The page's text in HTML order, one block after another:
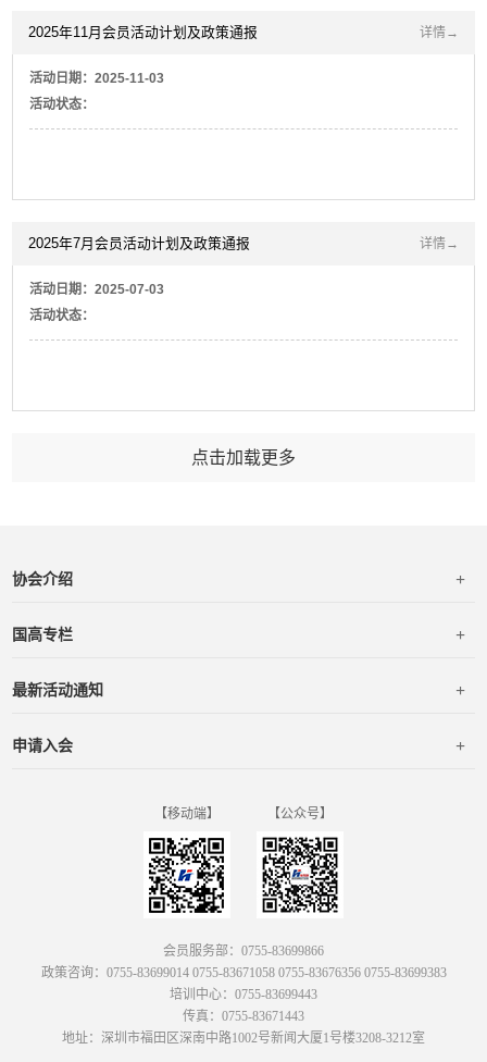
果、金融与资本投融资服务等专业展区，目标展览面积40万平方米，拟邀
布高新技术最新成果，在全球范围内进行高新技术成果交易、投资与洽
谈。
2025年11月会员活动计划及政策通报 详情→
活动日期：2025-11-03
活动状态：
2025年7月会员活动计划及政策通报 详情→
活动日期：2025-07-03
活动状态：
点击加载更多
协会介绍 +
国高专栏 +
最新活动通知 +
申请入会 +
【移动端】 【公众号】
会员服务部：0755-83699866
政策咨询：0755-83699014 0755-83671058 0755-83676356 0755-83699383
培训中心：0755-83699443
传真：0755-83671443
地址：深圳市福田区深南中路1002号新闻大厦1号楼3208-3212室